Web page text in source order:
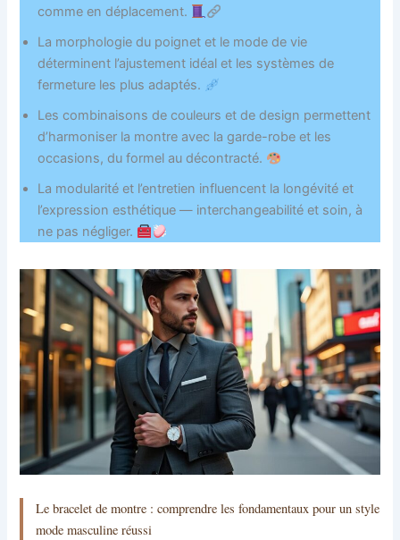
comme en déplacement.
La morphologie du poignet et le mode de vie
déterminent l’ajustement idéal et les systèmes de
fermeture les plus adaptés.
Les combinaisons de couleurs et de design permettent
d’harmoniser la montre avec la garde-robe et les
occasions, du formel au décontracté.
La modularité et l’entretien influencent la longévité et
l’expression esthétique — interchangeabilité et soin, à
ne pas négliger.
Le bracelet de montre : comprendre les fondamentaux pour un style
mode masculine réussi